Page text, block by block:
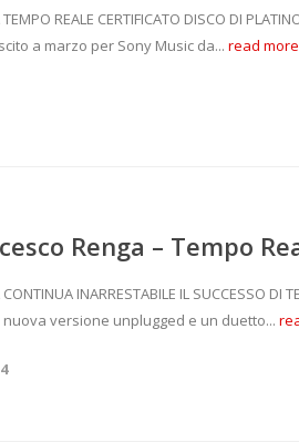
TEMPO REALE CERTIFICATO DISCO DI
a marzo per Sony Music da... read
Renga – Tempo
CONTINUA INARRESTABILE IL SUCCESSO
versione unplugged e un duetto...